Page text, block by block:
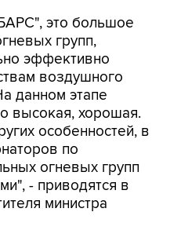
это большое
групп,
эффективно
воздушного
данном этапе
высокая, хорошая.
особенностей, в
по
огневых групп
- приводятся в
министра